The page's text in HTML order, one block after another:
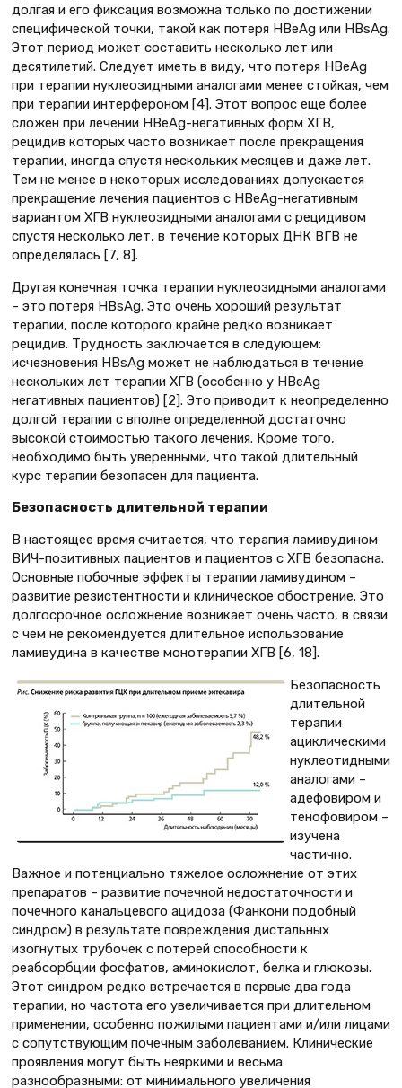
долгая и его фиксация возможна только по достижении
специфической точки, такой как потеря HBeAg или HBsAg.
Этот период может составить несколько лет или
десятилетий. Следует иметь в виду, что потеря HBeAg
при терапии нуклеозидными аналогами менее стойкая, чем
при терапии интерфероном [4]. Этот вопрос еще более
сложен при лечении HBeAg-негативных форм ХГВ,
рецидив которых часто возникает после прекращения
терапии, иногда спустя нескольких месяцев и даже лет.
Тем не менее в некоторых исследованиях допускается
прекращение лечения пациентов с HBeAg-негативным
вариантом ХГВ нуклеозидными аналогами с рецидивом
спустя несколько лет, в течение которых ДНК ВГВ не
определялась [7, 8].
Другая конечная точка терапии нуклеозидными аналогами
– это потеря HBsAg. Это очень хороший результат
терапии, после которого крайне редко возникает
рецидив. Трудность заключается в следующем:
исчезновения HBsAg может не наблюдаться в течение
нескольких лет терапии ХГВ (особенно у HBeAg
негативных пациентов) [2]. Это приводит к неопределенно
долгой терапии с вполне определенной достаточно
высокой стоимостью такого лечения. Кроме того,
необходимо быть уверенными, что такой длительный
курс терапии безопасен для пациента.
Безопасность длительной терапии
В настоящее время считается, что терапия ламивудином
ВИЧ-позитивных пациентов и пациентов с ХГВ безопасна.
Основные побочные эффекты терапии ламивудином –
развитие резистентности и клиническое обострение. Это
долгосрочное осложнение возникает очень часто, в связи
с чем не рекомендуется длительное использование
ламивудина в качестве монотерапии ХГВ [6, 18].
Безопасность
длительной
терапии
ациклическими
нуклеотидными
аналогами –
адефовиром и
тенофовиром –
изучена
частично.
Важное и потенциально тяжелое осложнение от этих
препаратов – развитие почечной недостаточности и
почечного канальцевого ацидоза (Фанкони подобный
синдром) в результате повреждения дистальных
изогнутых трубочек с потерей способности к
реабсорбции фосфатов, аминокислот, белка и глюкозы.
Этот синдром редко встречается в первые два года
терапии, но частота его увеличивается при длительном
применении, особенно пожилыми пациентами и/или лицами
с сопутствующим почечным заболеванием. Клинические
проявления могут быть неяркими и весьма
разнообразными: от минимального увеличения